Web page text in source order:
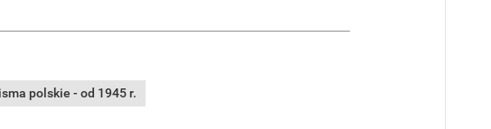
polskie - od 1945 r.